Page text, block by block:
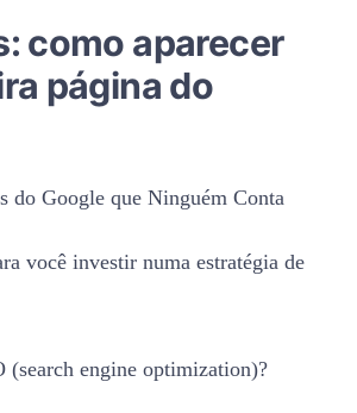
como aparecer
página do
do Google que Ninguém Conta
você investir numa estratégia de
(search engine optimization)?